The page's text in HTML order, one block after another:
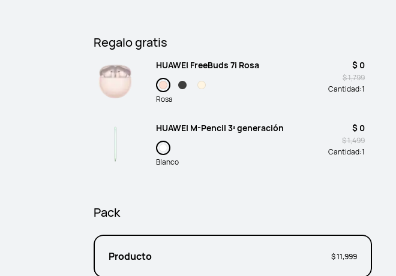
Regalo gratis
HUAWEI FreeBuds 7i Rosa
Rosa
$ 0
$ 1,799
Cantidad:1
HUAWEI M-Pencil 3ª generación
Blanco
$ 0
$ 1,499
Cantidad:1
Pack
Producto $ 11,999